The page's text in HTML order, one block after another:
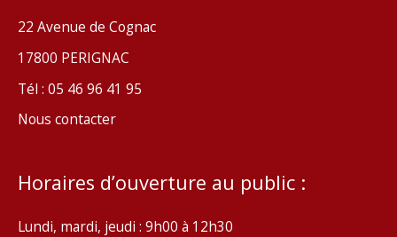
22 Avenue de Cognac
17800 PERIGNAC
Tél : 05 46 96 41 95
Nous contacter
Horaires d’ouverture au public :
Lundi, mardi, jeudi : 9h00 à 12h30